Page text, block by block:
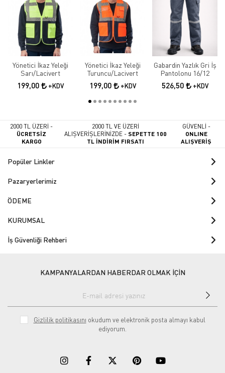
Yönetici İkaz Yeleği
Sarı/Lacivert
199,00 +KDV
Yönetici İkaz Yeleği
Turuncu/Lacivert
199,00 +KDV
Gabardin Yazlık Gri İş
Pantolonu 16/12
526,50 +KDV
2000 TL ÜZERİ -
ÜCRETSİZ
KARGO
2000 TL VE ÜZERİ
ALIŞVERİŞLERİNİZDE -SEPETTE 100
TL İNDİRİM FIRSATI
GÜVENLİ -
ONLINE
ALIŞVERİŞ
Popüler Linkler
Pazaryerlerimiz
ÖDEME
KURUMSAL
İş Güvenliği Rehberi
KAMPANYALARDAN HABERDAR OLMAK İÇİN
Gizlilik politikasını okudum ve elektronik posta almayı kabul
ediyorum.